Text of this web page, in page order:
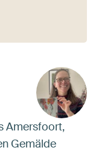
Amersfoort,
Gemälde